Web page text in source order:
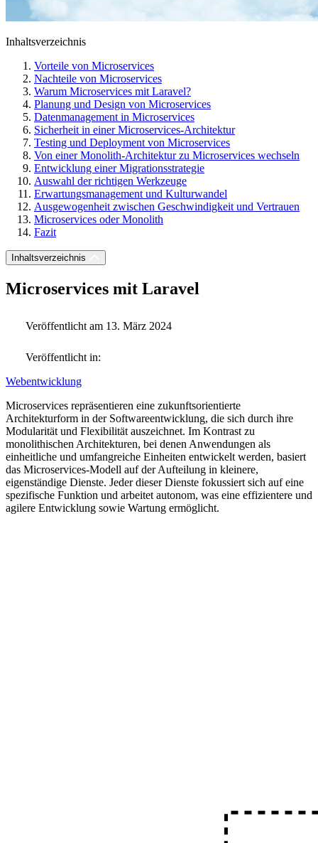
Inhaltsverzeichnis
Vorteile von Microservices
Nachteile von Microservices
Warum Microservices mit Laravel?
Planung und Design von Microservices
Datenmanagement in Microservices
Sicherheit in einer Microservices-Architektur
Testing und Deployment von Microservices
Von einer Monolith-Architektur zu Microservices wechseln
Entwicklung einer Migrationsstrategie
Auswahl der richtigen Werkzeuge
Erwartungsmanagement und Kulturwandel
Ausgewogenheit zwischen Geschwindigkeit und Vertrauen
Microservices oder Monolith
Fazit
Inhaltsverzeichnis
Microservices mit Laravel
Veröffentlicht am 13. März 2024
Veröffentlicht in:
Webentwicklung
Microservices repräsentieren eine zukunftsorientierte
Architekturform in der Softwareentwicklung, die sich durch ihre
Modularität und Flexibilität auszeichnet. Im Kontrast zu
monolithischen Architekturen, bei denen Anwendungen als
einheitliche und umfangreiche Einheiten entwickelt werden, basiert
das Microservices-Modell auf der Aufteilung in kleinere,
eigenständige Dienste. Jeder dieser Dienste fokussiert sich auf eine
spezifische Funktion und arbeitet autonom, was eine effizientere und
agilere Entwicklung sowie Wartung ermöglicht.